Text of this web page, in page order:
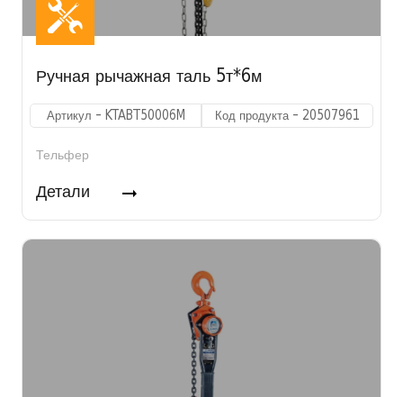
Ручная рычажная таль 5т*6м
Артикул - KTABT50006M Код продукта - 20507961
Тельфер
Детали